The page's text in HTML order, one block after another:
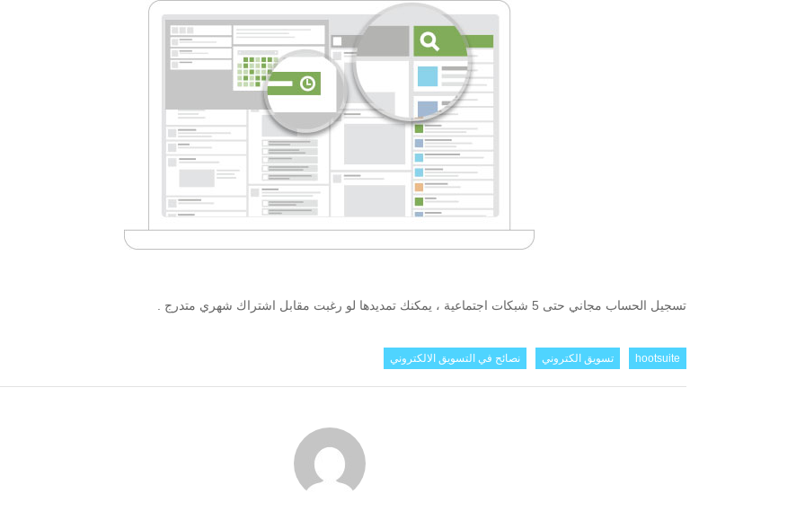
تسجيل الحساب مجاني حتى 5 شبكات اجتماعية ، يمكنك تمديدها لو رغبت مقابل اشتراك شهري متدرج .
hootsuite تسويق الكتروني نصائح في التسويق الالكتروني